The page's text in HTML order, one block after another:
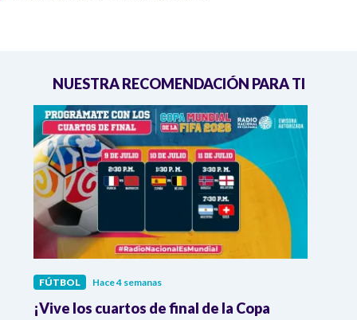
NUESTRA RECOMENDACIÓN PARA TI
FÚTBOL Hace 4 semanas
¡Vive los cuartos de final de la Copa